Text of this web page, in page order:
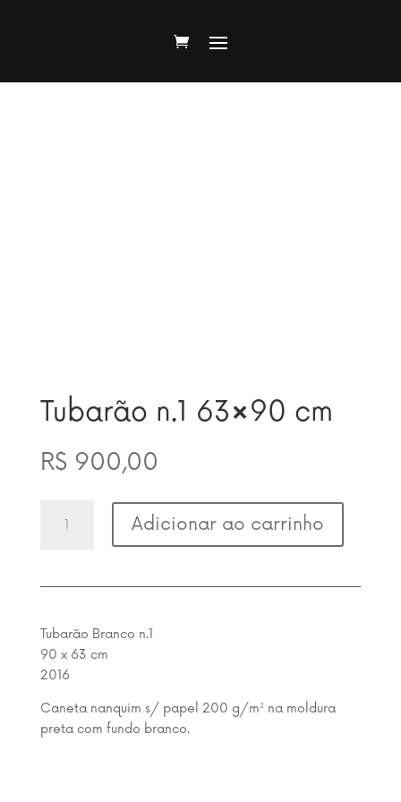
Tubarão n.1 63×90 cm
R$900,00
quantidade
Adicionar ao carrinho
Tubarão Branco n.1
90 x 63 cm
2016
Caneta nanquim s/ papel 200 g/m² na moldura
preta com fundo branco.